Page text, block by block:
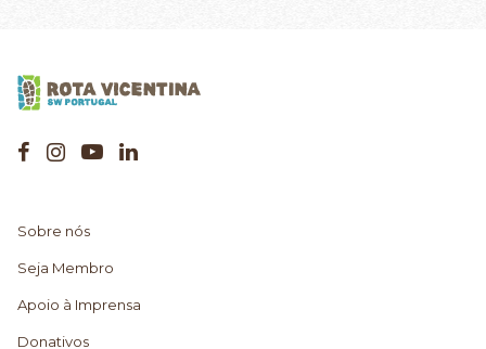
Sobre nós
Seja Membro
Apoio à Imprensa
Donativos